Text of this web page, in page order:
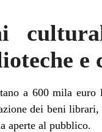
e
a 600 mila euro
dei beni
aperte al pubblico.